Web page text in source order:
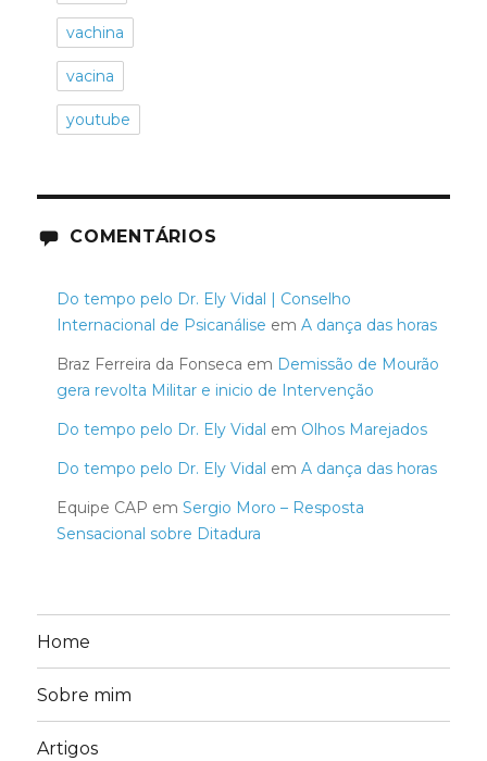
vachina
vacina
youtube
COMENTÁRIOS
Do tempo pelo Dr. Ely Vidal | Conselho
Internacional de Psicanálise em A dança das horas
Braz Ferreira da Fonseca em Demissão de Mourão
gera revolta Militar e inicio de Intervenção
Do tempo pelo Dr. Ely Vidal em Olhos Marejados
Do tempo pelo Dr. Ely Vidal em A dança das horas
Equipe CAP em Sergio Moro – Resposta
Sensacional sobre Ditadura
Home
Sobre mim
Artigos